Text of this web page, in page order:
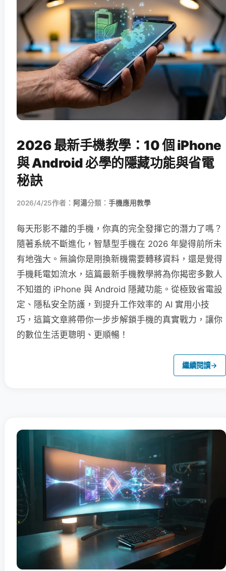
2026 最新手機教學：10 個 iPhone
與 Android 必學的隱藏功能與省電
秘訣
2026/4/25作者： 阿湯分類： 手機應用教學
每天形影不離的手機，你真的完全發揮它的潛力了嗎？
隨著系統不斷進化，智慧型手機在 2026 年變得前所未
有地強大。無論你是剛換新機需要轉移資料，還是覺得
手機耗電如流水，這篇最新手機教學將為你揭密多數人
不知道的 iPhone 與 Android 隱藏功能。從極致省電設
定、隱私安全防護，到提升工作效率的 AI 實用小技
巧，這篇文章將帶你一步步解鎖手機的真實戰力，讓你
的數位生活更聰明、更順暢！
繼續閱讀→